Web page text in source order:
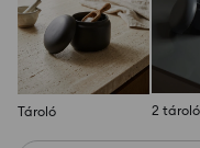
Tároló 2 tároló